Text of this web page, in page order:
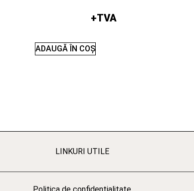
+TVA
ADAUGĂ ÎN COȘ
LINKURI UTILE